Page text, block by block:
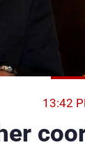
13:42